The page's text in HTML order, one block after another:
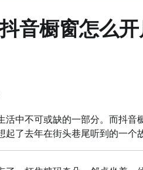
音橱窗怎么开
中不可或缺的一部分。而抖音
了去年在街头巷尾听到的一个